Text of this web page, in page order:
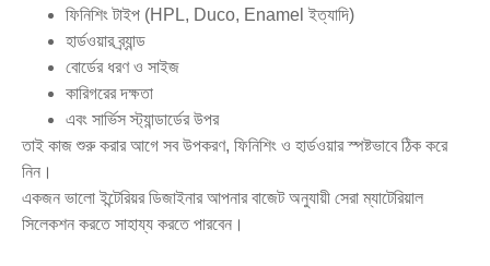
ফিনিশিং টাইপ (HPL, Duco, Enamel ইত্যাদি)
হার্ডওয়ার ব্র্যান্ড
বোর্ডের ধরণ ও সাইজ
কারিগরের দক্ষতা
এবং সার্ভিস স্ট্যান্ডার্ডের উপর
তাই কাজ শুরু করার আগে সব উপকরণ, ফিনিশিং ও হার্ডওয়ার স্পষ্টভাবে ঠিক করে
নিন।
একজন ভালো ইন্টেরিয়র ডিজাইনার আপনার বাজেট অনুযায়ী সেরা ম্যাটেরিয়াল
সিলেকশন করতে সাহায্য করতে পারবেন।